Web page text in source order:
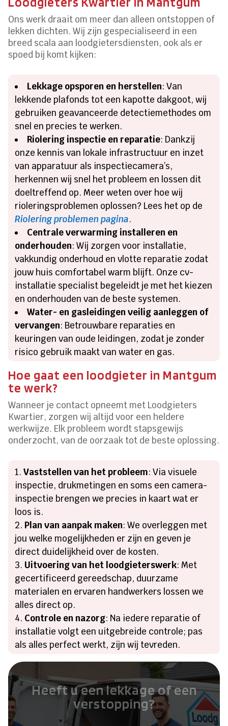
Ons werk draait om meer dan alleen ontstoppen of
lekken dichten. Wij zijn gespecialiseerd in een
breed scala aan loodgietersdiensten, ook als er
spoed bij komt kijken:
Lekkage opsporen en herstellen: Van
lekkende plafonds tot een kapotte dakgoot, wij
gebruiken geavanceerde detectiemethodes om
snel en precies te werken.
Riolering inspectie en reparatie: Dankzij
onze kennis van lokale infrastructuur en inzet
van apparatuur als inspectiecamera’s,
herkennen wij snel het probleem en lossen dit
doeltreffend op. Meer weten over hoe wij
rioleringsproblemen oplossen? Lees het op de
Riolering problemen pagina.
Centrale verwarming installeren en
onderhouden: Wij zorgen voor installatie,
vakkundig onderhoud en vlotte reparatie zodat
jouw huis comfortabel warm blijft. Onze cv-
installatie specialist begeleidt je met het kiezen
en onderhouden van de beste systemen.
Water- en gasleidingen veilig aanleggen of
vervangen: Betrouwbare reparaties en
keuringen van oude leidingen, zodat je zonder
risico gebruik maakt van water en gas.
Hoe gaat een loodgieter in Mantgum
te werk?
Wanneer je contact opneemt met Loodgieters
Kwartier, zorgen wij altijd voor een heldere
werkwijze. Elk probleem wordt stapsgewijs
onderzocht, van de oorzaak tot de beste oplossing.
Vaststellen van het probleem: Via visuele
inspectie, drukmetingen en soms een camera-
inspectie brengen we precies in kaart wat er
loos is.
Plan van aanpak maken: We overleggen met
jou welke mogelijkheden er zijn en geven je
direct duidelijkheid over de kosten.
Uitvoering van het loodgieterswerk: Met
gecertificeerd gereedschap, duurzame
materialen en ervaren handwerkers lossen we
alles direct op.
Controle en nazorg: Na iedere reparatie of
installatie volgt een uitgebreide controle; pas
als alles perfect werkt, zijn wij tevreden.
Heeft u een lekkage of een
verstopping?